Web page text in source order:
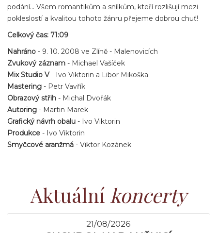
podání… Všem romantikům a snílkům, kteří rozlišují mezi
pokleslostí a kvalitou tohoto žánru přejeme dobrou chuť!
Celkový čas: 71:09
Nahráno - 9. 10. 2008 ve Zlíně - Malenovicích
Zvukový záznam - Michael Vašíček
Mix Studio V- Ivo Viktorin a Libor Mikoška
Mastering - Petr Vavřík
Obrazový střih - Michal Dvořák
Autoring - Martin Marek
Grafický návrh obalu - Ivo Viktorin
Produkce - Ivo Viktorin
Smyčcové aranžmá - Viktor Kozánek
Aktuální koncerty
21/08/2026